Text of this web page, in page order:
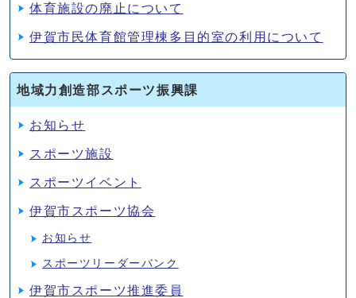
体育施設の廃止について
伊賀市民体育館管理棟多目的室の利用について
地域力創造部スポーツ振興課
お知らせ
スポーツ施設
スポーツイベント
伊賀市スポーツ協会
お知らせ
スポーツリーダーバンク
伊賀市スポーツ推進委員